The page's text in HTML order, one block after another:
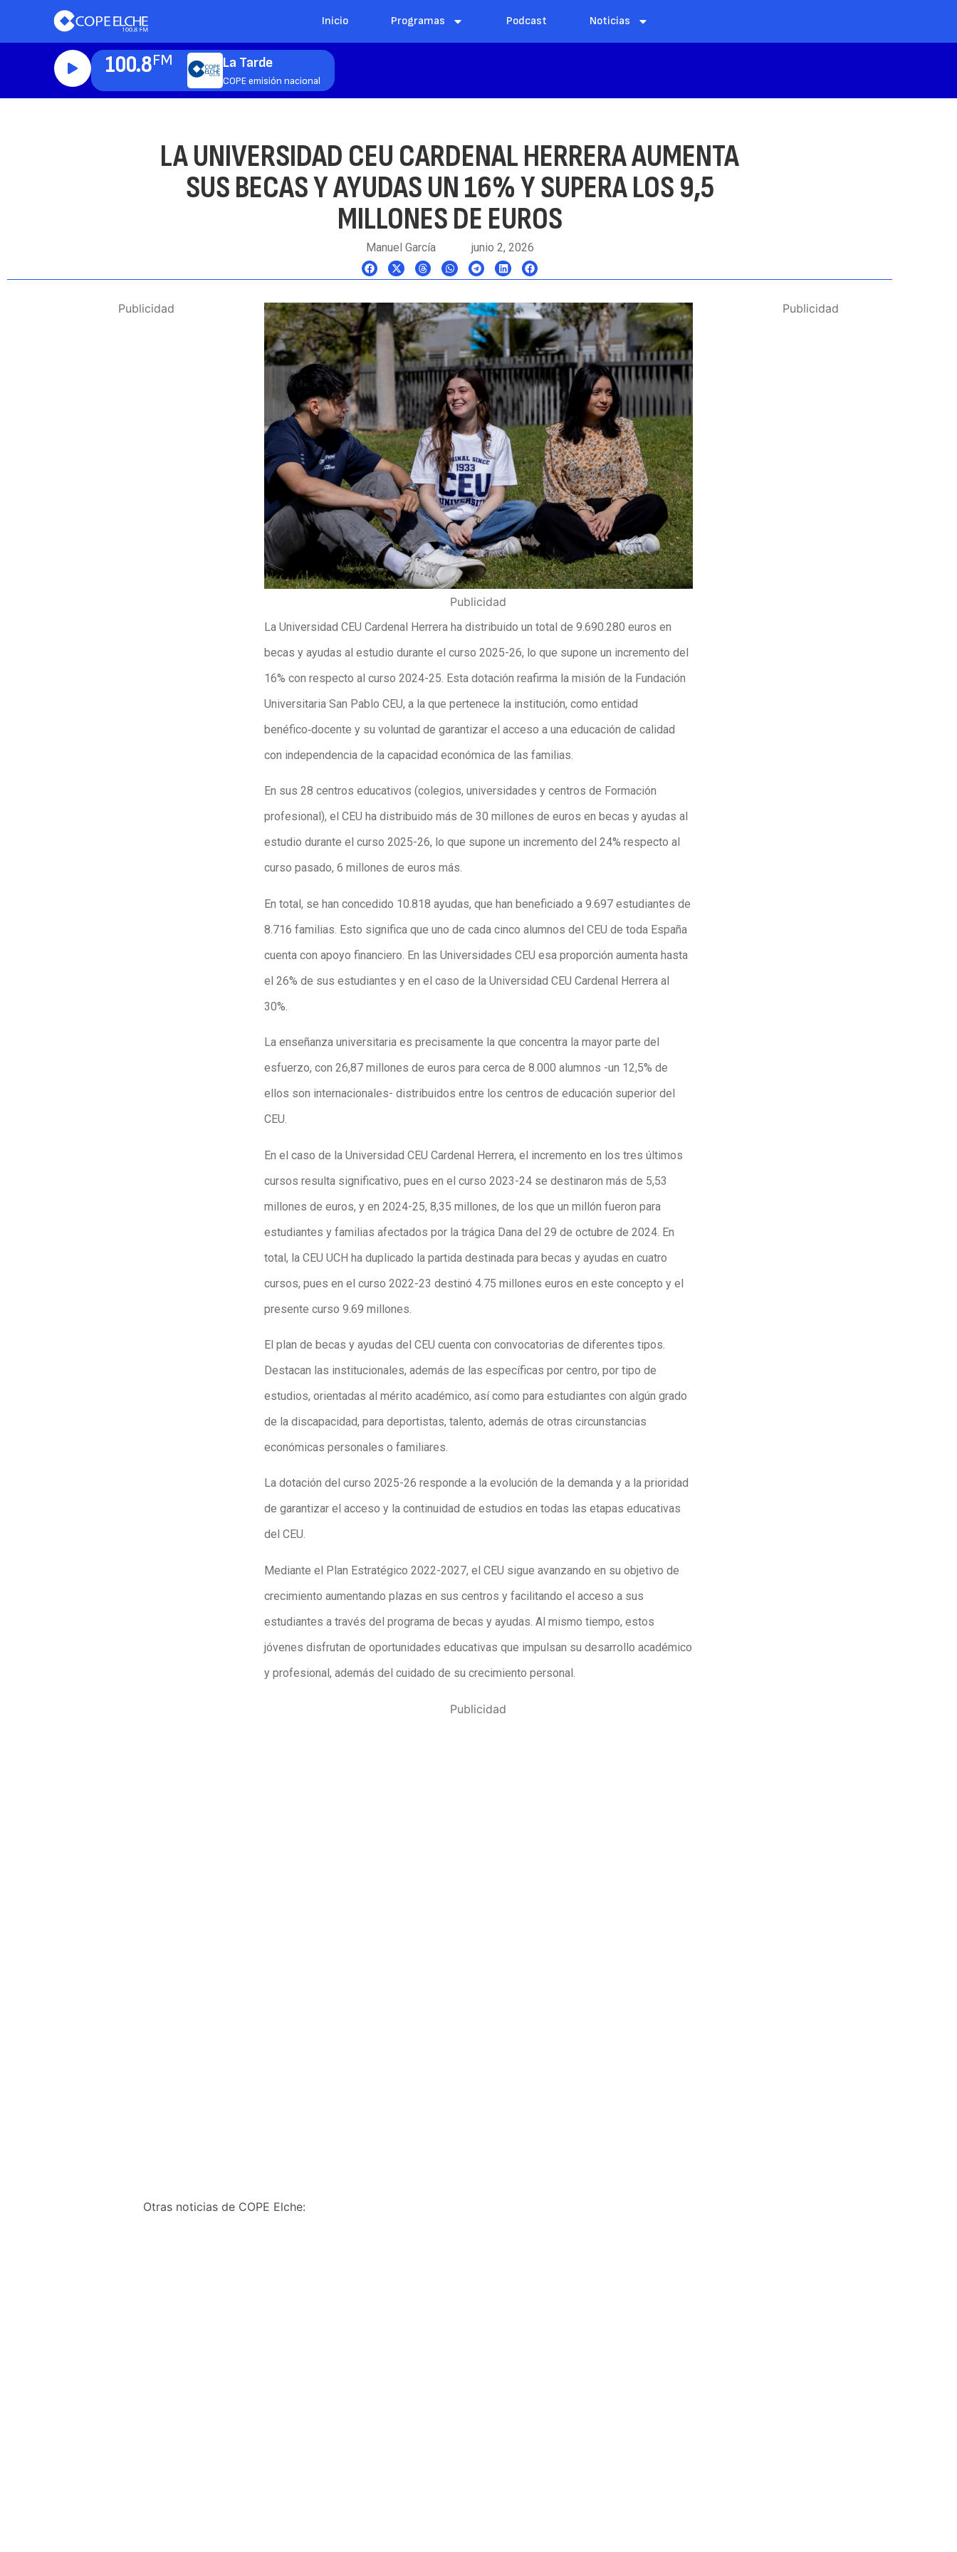
Inicio Programas Podcast Noticias
100.8FM La Tarde
COPE emisión nacional
LA UNIVERSIDAD CEU CARDENAL HERRERA AUMENTA
SUS BECAS Y AYUDAS UN 16% Y SUPERA LOS 9,5
MILLONES DE EUROS
Manuel García junio 2, 2026
Publicidad
Publicidad
La Universidad CEU Cardenal Herrera ha distribuido un total de 9.690.280 euros en
becas y ayudas al estudio durante el curso 2025-26, lo que supone un incremento del
16% con respecto al curso 2024-25. Esta dotación reafirma la misión de la Fundación
Universitaria San Pablo CEU, a la que pertenece la institución, como entidad
benéfico‑docente y su voluntad de garantizar el acceso a una educación de calidad
con independencia de la capacidad económica de las familias.
En sus 28 centros educativos (colegios, universidades y centros de Formación
profesional), el CEU ha distribuido más de 30 millones de euros en becas y ayudas al
estudio durante el curso 2025-26, lo que supone un incremento del 24% respecto al
curso pasado, 6 millones de euros más.
En total, se han concedido 10.818 ayudas, que han beneficiado a 9.697 estudiantes de
8.716 familias. Esto significa que uno de cada cinco alumnos del CEU de toda España
cuenta con apoyo financiero. En las Universidades CEU esa proporción aumenta hasta
el 26% de sus estudiantes y en el caso de la Universidad CEU Cardenal Herrera al
30%.
La enseñanza universitaria es precisamente la que concentra la mayor parte del
esfuerzo, con 26,87 millones de euros para cerca de 8.000 alumnos -un 12,5% de
ellos son internacionales- distribuidos entre los centros de educación superior del
CEU.
En el caso de la Universidad CEU Cardenal Herrera, el incremento en los tres últimos
cursos resulta significativo, pues en el curso 2023-24 se destinaron más de 5,53
millones de euros, y en 2024-25, 8,35 millones, de los que un millón fueron para
estudiantes y familias afectados por la trágica Dana del 29 de octubre de 2024. En
total, la CEU UCH ha duplicado la partida destinada para becas y ayudas en cuatro
cursos, pues en el curso 2022-23 destinó 4.75 millones euros en este concepto y el
presente curso 9.69 millones.
El plan de becas y ayudas del CEU cuenta con convocatorias de diferentes tipos.
Destacan las institucionales, además de las específicas por centro, por tipo de
estudios, orientadas al mérito académico, así como para estudiantes con algún grado
de la discapacidad, para deportistas, talento, además de otras circunstancias
económicas personales o familiares.
La dotación del curso 2025-26 responde a la evolución de la demanda y a la prioridad
de garantizar el acceso y la continuidad de estudios en todas las etapas educativas
del CEU.
Mediante el Plan Estratégico 2022-2027, el CEU sigue avanzando en su objetivo de
crecimiento aumentando plazas en sus centros y facilitando el acceso a sus
estudiantes a través del programa de becas y ayudas. Al mismo tiempo, estos
jóvenes disfrutan de oportunidades educativas que impulsan su desarrollo académico
y profesional, además del cuidado de su crecimiento personal.
Publicidad
Publicidad
Otras noticias de COPE Elche: